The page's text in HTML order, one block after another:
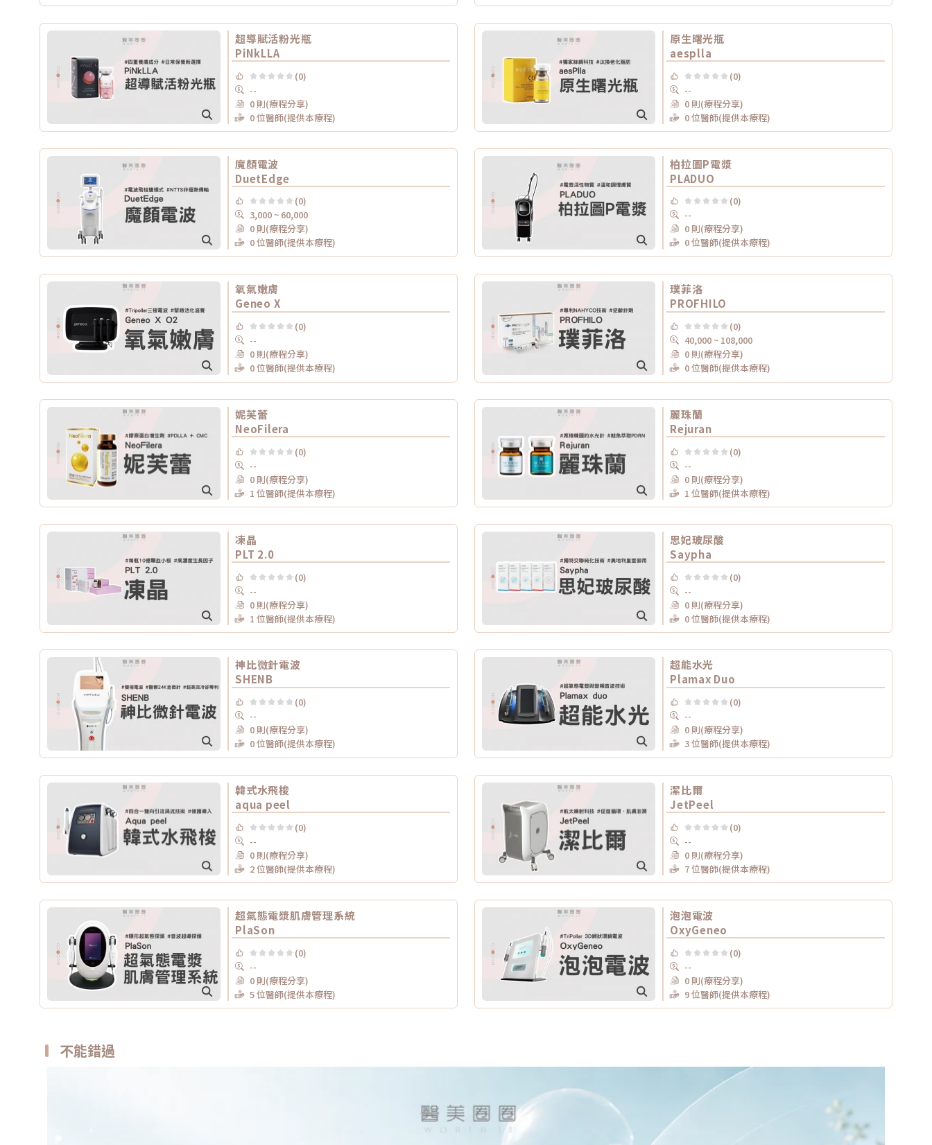
超導賦活粉光瓶
PiNkLLA
(0)
--
0 則(療程分享)
0 位醫師(提供本療程)
原生曙光瓶
aesplla
(0)
--
0 則(療程分享)
0 位醫師(提供本療程)
魔顏電波
DuetEdge
(0)
3,000 ~ 60,000
0 則(療程分享)
0 位醫師(提供本療程)
柏拉圖P電漿
PLADUO
(0)
--
0 則(療程分享)
0 位醫師(提供本療程)
氧氣嫩膚
Geneo X
(0)
--
0 則(療程分享)
0 位醫師(提供本療程)
璞菲洛
PROFHILO
(0)
40,000 ~ 108,000
0 則(療程分享)
0 位醫師(提供本療程)
妮芙蕾
NeoFilera
(0)
--
0 則(療程分享)
1 位醫師(提供本療程)
麗珠蘭
Rejuran
(0)
--
0 則(療程分享)
1 位醫師(提供本療程)
凍晶
PLT 2.0
(0)
--
0 則(療程分享)
1 位醫師(提供本療程)
思妃玻尿酸
Saypha
(0)
--
0 則(療程分享)
0 位醫師(提供本療程)
神比微針電波
SHENB
(0)
--
0 則(療程分享)
0 位醫師(提供本療程)
超能水光
Plamax Duo
(0)
--
0 則(療程分享)
3 位醫師(提供本療程)
韓式水飛梭
aqua peel
(0)
--
0 則(療程分享)
2 位醫師(提供本療程)
潔比爾
JetPeel
(0)
--
0 則(療程分享)
7 位醫師(提供本療程)
超氣態電漿肌膚管理系統
PlaSon
(0)
--
0 則(療程分享)
5 位醫師(提供本療程)
泡泡電波
OxyGeneo
(0)
--
0 則(療程分享)
9 位醫師(提供本療程)
不能錯過